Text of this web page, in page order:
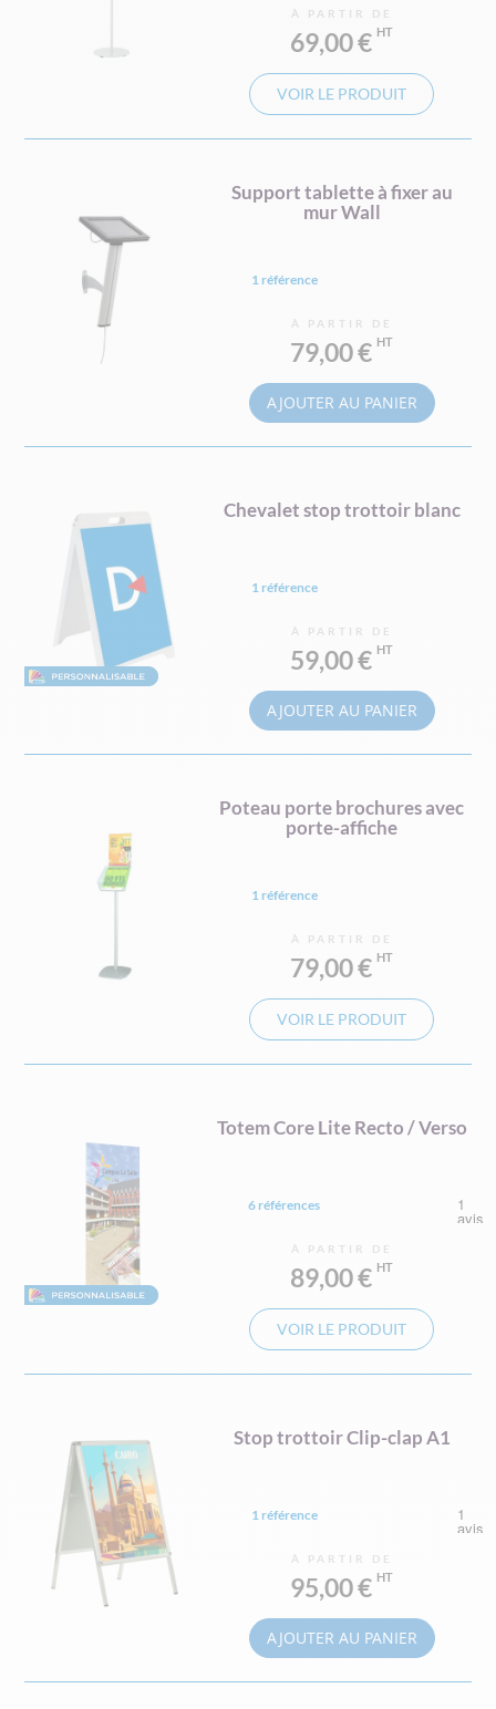
À PARTIR DE
69,00 €
VOIR LE PRODUIT
Support tablette à fixer au
mur Wall
1 référence
À PARTIR DE
79,00 €
AJOUTER AU PANIER
Chevalet stop trottoir blanc
1 référence
À PARTIR DE
59,00 €
AJOUTER AU PANIER
Poteau porte brochures avec
porte-affiche
1 référence
À PARTIR DE
79,00 €
VOIR LE PRODUIT
Totem Core Lite Recto / Verso
6 références
À PARTIR DE
89,00 €
VOIR LE PRODUIT
Stop trottoir Clip-clap A1
1 référence
À PARTIR DE
95,00 €
AJOUTER AU PANIER